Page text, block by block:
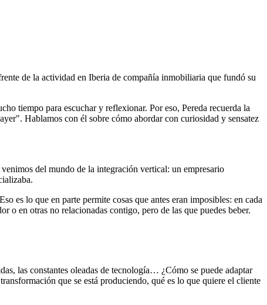
de la actividad en Iberia de compañía inmobiliaria que fundó su
tiempo para escuchar y reflexionar. Por eso, Pereda recuerda la
Hablamos con él sobre cómo abordar con curiosidad y sensatez
del mundo de la integración vertical: un empresario
es lo que en parte permite cosas que antes eran imposibles: en cada
o en otras no relacionadas contigo, pero de las que puedes beber.
las constantes oleadas de tecnología… ¿Cómo se puede adaptar
que se está produciendo, qué es lo que quiere el cliente